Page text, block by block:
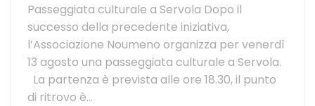
Passeggiata culturale a Servola Dopo il
successo della precedente iniziativa,
l’Associazione Noumeno organizza per venerdì
13 agosto una passeggiata culturale a Servola.
La partenza è prevista alle ore 18.30, il punto
di ritrovo è...